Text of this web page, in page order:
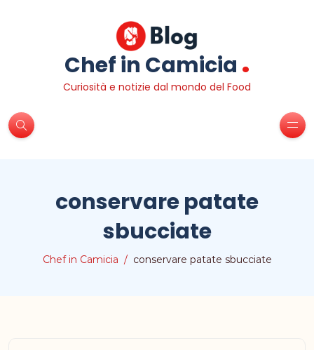
Chef in Camicia .
Curiosità e notizie dal mondo del Food
conservare patate
sbucciate
Chef in Camicia conservare patate sbucciate